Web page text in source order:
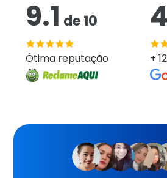
9.1 de10
Ótima reputação +